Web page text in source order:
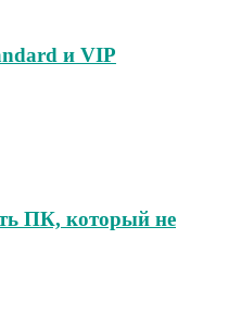
и VIP
ПК, который не